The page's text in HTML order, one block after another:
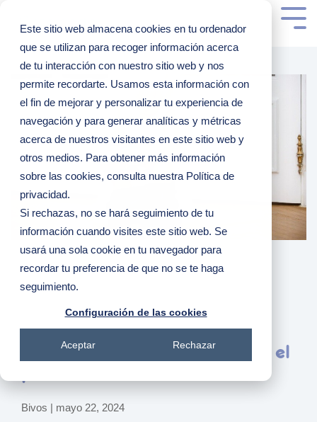
Este sitio web almacena cookies en tu ordenador
que se utilizan para recoger información acerca
de tu interacción con nuestro sitio web y nos
permite recordarte. Usamos esta información con
el fin de mejorar y personalizar tu experiencia de
navegación y para generar analíticas y métricas
acerca de nuestros visitantes en este sitio web y
otros medios. Para obtener más información
sobre las cookies, consulta nuestra Política de
privacidad.
Si rechazas, no se hará seguimiento de tu
información cuando visites este sitio web. Se
usará una sola cookie en tu navegador para
recordar tu preferencia de que no se te haga
seguimiento.
Configuración de las cookies
Aceptar Rechazar
3 MINUTOS DE LECTURA
Consejos para evitar el
estreñimiento infantil al dejar el
pañal
Bivos | mayo 22, 2024